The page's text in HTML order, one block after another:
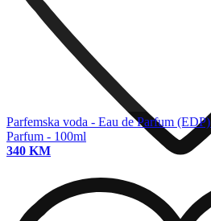
Parfemska voda - Eau de Parfum (EDP)
Parfum - 100ml
340 KM